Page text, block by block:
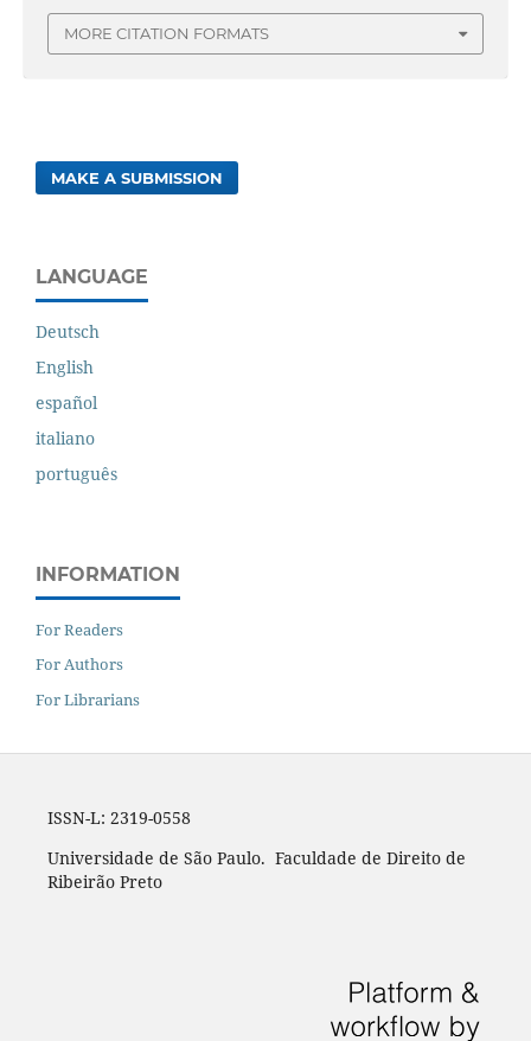
MORE CITATION FORMATS
MAKE A SUBMISSION
LANGUAGE
Deutsch
English
español
italiano
português
INFORMATION
For Readers
For Authors
For Librarians
ISSN-L: 2319-0558
Universidade de São Paulo. Faculdade de Direito de
Ribeirão Preto